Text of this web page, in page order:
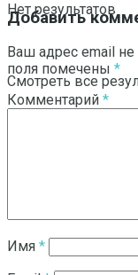
Нет результатов
Смотреть все
Добавить
Ваш адрес email не
поля помечены *
Комментарий *
Имя *